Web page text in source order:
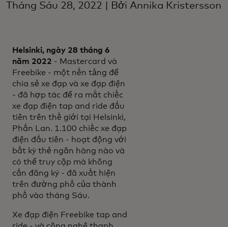
Tháng Sáu 28, 2022 | Bởi Annika Kristersson
Helsinki, ngày 28 tháng 6
năm 2022 - Mastercard và
Freebike - một nền tảng để
chia sẻ xe đạp và xe đạp điện
- đã hợp tác để ra mắt chiếc
xe đạp điện tap and ride đầu
tiên trên thế giới tại Helsinki,
Phần Lan. 1.100 chiếc xe đạp
điện đầu tiên - hoạt động với
bất kỳ thẻ ngân hàng nào và
có thể truy cập mà không
cần đăng ký - đã xuất hiện
trên đường phố của thành
phố vào tháng Sáu.
Xe đạp điện Freebike tap and